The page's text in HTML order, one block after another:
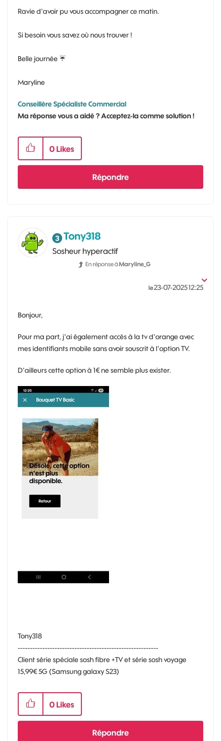
Ravie d'avoir pu vous accompagner ce matin.
Si besoin vous savez où nous trouver !
Belle journée☔
Maryline
Conseillère Spécialiste Commercial
Ma réponse vous a aidé ? Acceptez-la comme solution !
0 Likes
Répondre
Tony318
Sosheur hyperactif
En réponse àMaryline_G
le‎23-07-202512:25
Bonjour,
Pour ma part, j'ai également accès à la tv d'orange avec
mes identifiants mobile sans avoir souscrit à l'option TV.
D'ailleurs cette option à 1€ ne semble plus exister.
Tony318
---------------------------------------------------------
Client série spéciale sosh fibre +TV et série sosh voyage
15,99€ 5G (Samsung galaxy S23)
0 Likes
Répondre